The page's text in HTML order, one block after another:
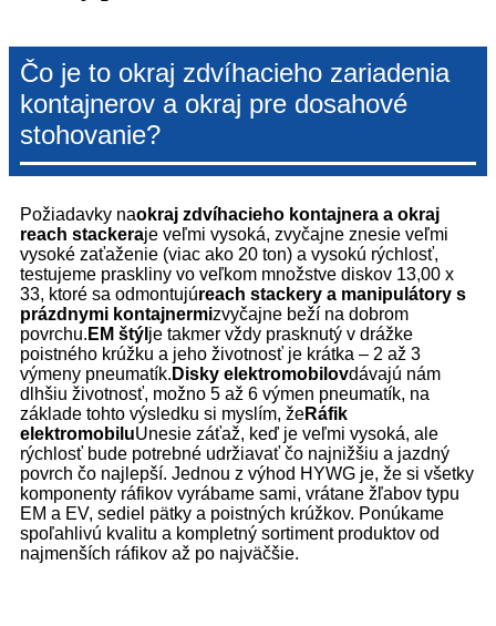
Čo je to okraj zdvíhacieho zariadenia
kontajnerov a okraj pre dosahové
stohovanie?
Požiadavky naokraj zdvíhacieho kontajnera a okraj
reach stackeraje veľmi vysoká, zvyčajne znesie veľmi
vysoké zaťaženie (viac ako 20 ton) a vysokú rýchlosť,
testujeme praskliny vo veľkom množstve diskov 13,00 x
33, ktoré sa odmontujúreach stackery a manipulátory s
prázdnymi kontajnermizvyčajne beží na dobrom
povrchu. EM štýl je takmer vždy prasknutý v drážke
poistného krúžku a jeho životnosť je krátka – 2 až 3
výmeny pneumatík. Disky elektromobilovdávajú nám
dlhšiu životnosť, možno 5 až 6 výmen pneumatík, na
základe tohto výsledku si myslím, žeRáfik
elektromobiluUnesie záťaž, keď je veľmi vysoká, ale
rýchlosť bude potrebné udržiavať čo najnižšiu a jazdný
povrch čo najlepší. Jednou z výhod HYWG je, že si všetky
komponenty ráfikov vyrábame sami, vrátane žľabov typu
EM a EV, sediel pätky a poistných krúžkov. Ponúkame
spoľahlivú kvalitu a kompletný sortiment produktov od
najmenších ráfikov až po najväčšie.